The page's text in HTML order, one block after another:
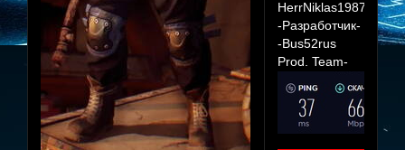
HerrNiklas1987
-Разработчик-
-Bus52rus
Prod. Team-